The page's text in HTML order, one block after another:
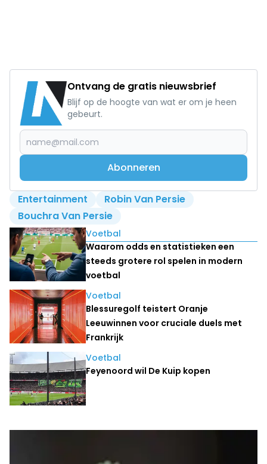
Ontvang de gratis nieuwsbrief
Blijf op de hoogte van wat er om je heen
gebeurt.
Abonneren
Entertainment
Robin Van Persie
Bouchra Van Persie
Lees ook
Voetbal
Waarom odds en statistieken een
steeds grotere rol spelen in modern
voetbal
Voetbal
Blessuregolf teistert Oranje
Leeuwinnen voor cruciale duels met
Frankrijk
Voetbal
Feyenoord wil De Kuip kopen
Laatste nieuws